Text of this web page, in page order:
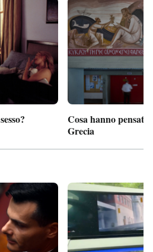
Cosa hanno pensato
Grecia